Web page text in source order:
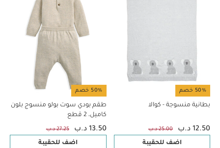
50% خصم
بطانية منسوجة - كوالا
12.50 د.ب 25.00 د.ب
اضف للحقيبة
50% خصم
طقم بودي سوت بولو منسوج بلون
كاميل، 2 قطع
13.50 د.ب 27.25 د.ب
اضف للحقيبة